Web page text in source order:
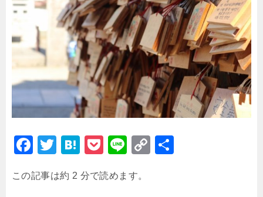
F
c
T
tt
H
e
P
c
Li
e
C
この記事は約 2 分で読めます。